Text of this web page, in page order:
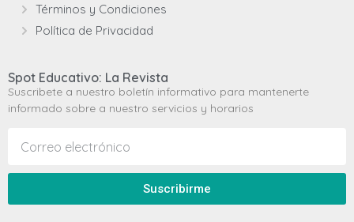
Términos y Condiciones
Política de Privacidad
Spot Educativo: La Revista
Suscribete a nuestro boletín informativo para mantenerte
informado sobre a nuestro servicios y horarios
Suscribirme